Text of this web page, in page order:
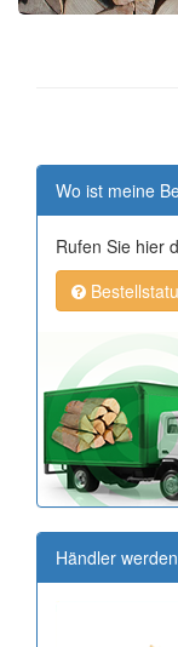
Wo ist meine
Rufen Sie hier
Händler werden